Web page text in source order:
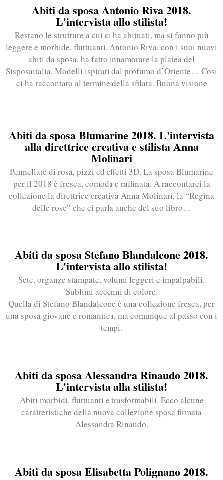
Abiti da sposa Antonio Riva 2018.
L'intervista allo stilista!
Restano le strutture a cui ci ha abituati, ma si fanno più
leggere e morbide, fluttuanti. Antonio Riva, con i suoi nuovi
abiti da sposa, ha fatto innamorare la platea del
Sisposaitalia. Modelli ispirati dal profumo d’Oriente… Così
ci ha raccontato al termine della sfilata. Buona visione
Abiti da sposa Blumarine 2018. L'intervista
alla direttrice creativa e stilista Anna
Molinari
Pennellate di rosa, pizzi ed effetti 3D. La sposa Blumarine
per il 2018 è fresca, comoda e raffinata. A raccontarci la
collezione la direttrice creativa Anna Molinari, la “Regina
delle rose” che ci parla anche del suo libro…
Abiti da sposa Stefano Blandaleone 2018.
L'intervista allo stilista!
Sete, organze stampate, volumi leggeri e impalpabili.
Sublimi accenni di colore.
Quella di Stefano Blandaleone è una collezione fresca, per
una sposa giovane e romantica, ma comunque al passo con i
tempi.
Abiti da sposa Alessandra Rinaudo 2018.
L'intervista alla stilista!
Abiti morbidi, fluttuanti e trasformabili. Ecco alcune
caratteristiche della nuova collezione sposa firmata
Alessandra Rinaudo.
Abiti da sposa Elisabetta Polignano 2018.